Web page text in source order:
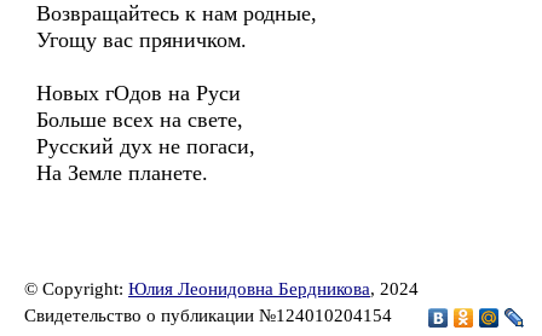
Возвращайтесь к нам родные,
Угощу вас пряничком.
Новых гОдов на Руси
Больше всех на свете,
Русский дух не погаси,
На Земле планете.
© Copyright: Юлия Леонидовна Бердникова, 2024
Свидетельство о публикации №124010204154